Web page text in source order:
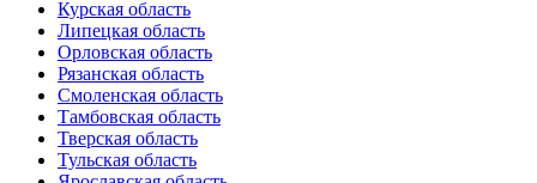
Курская область
Липецкая область
Орловская область
Рязанская область
Смоленская область
Тамбовская область
Тверская область
Тульская область